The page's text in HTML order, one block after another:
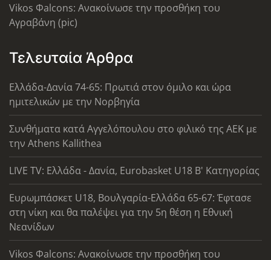
Vikos Φalcons: Ανακοίνωσε την προσθήκη του
Αγραβάνη (pic)
Τελευταία Άρθρα
Ελλάδα-Δανία 74-65: Πρωτιά στον όμιλο και ώρα
ημιτελικών με την Νορβηγία
Συνθήματα κατά Αγγελόπουλου στο φιλικό της ΑΕΚ με
την Athens Kallithea
LIVE TV: Ελλάδα - Δανία, Eurobasket U18 Β' Κατηγορίας
Ευρωμπάσκετ U18, Βουλγαρία-Ελλάδα 65-67: Έφτασε
στη νίκη και θα παλέψει για την 5η θέση η Εθνική
Νεανίδων
Vikos Φalcons: Ανακοίνωσε την προσθήκη του